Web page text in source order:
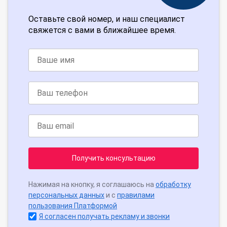
Оставьте свой номер, и наш специалист
свяжется с вами в ближайшее время.
Получить консультацию
Нажимая на кнопку, я соглашаюсь на обработку
персональных данныхи с правилами
пользования Платформой
Я согласен получать рекламу и звонки